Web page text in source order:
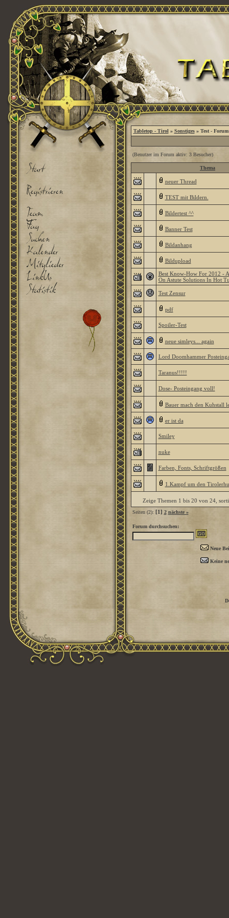
Tabletop - Tirol » Sonstiges» Test - Forum
(Benutzer im Forum aktiv: 3 Besucher)
Thema
neuer Thread
TEST mit Bildern.
Bildertest ^^
Banner Test
Bildanhang
Bildupload
Best Know-How For 2012 -
On Astute Solutions In Hot
Test Zensur
pdf
Spoiler-Test
neue simleys... again
Lord Doomhammer
Taranus!!!!!
Dose- Posteingang voll!
Bauer mach den Kuhstall
er ist da
Smiley
nuke
Farben, Fonts, Schriftgrößen
1.Kampf um den
Zeige Themen 1 bis 20 von 24,
Seiten (2): [1] 2 nächste »
Forum durchsuchen:
Neue
Keine